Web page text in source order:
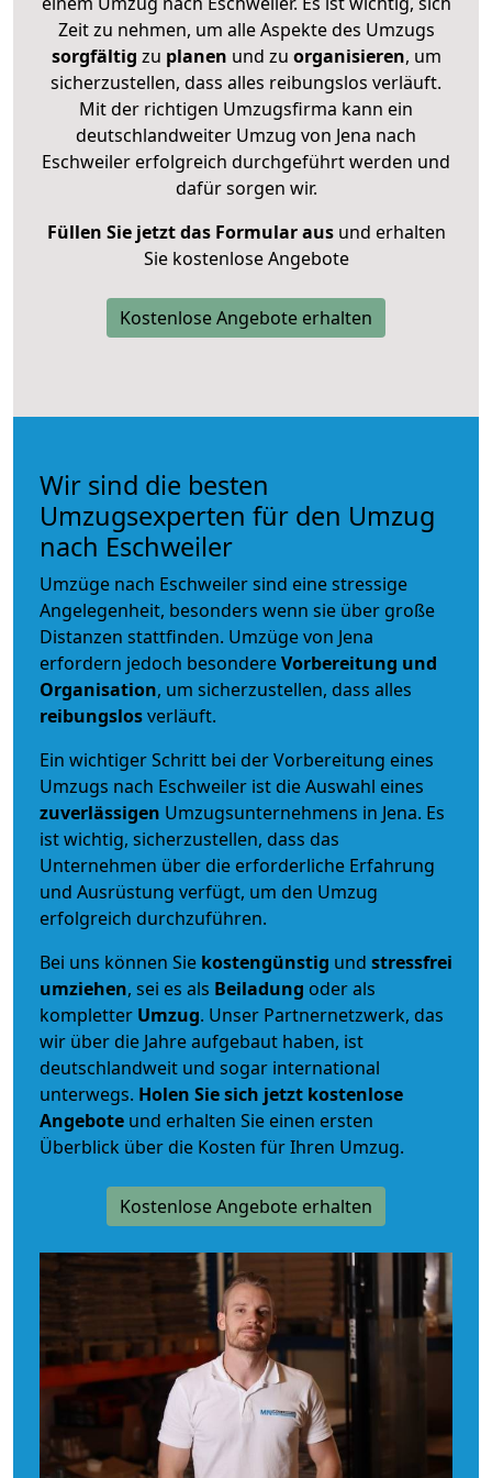
Zeit zu nehmen, um alle Aspekte des Umzugs
sorgfältig zu planen und zu organisieren, um
sicherzustellen, dass alles reibungslos verläuft.
Mit der richtigen Umzugsfirma kann ein
deutschlandweiter Umzug von Jena nach
Eschweiler erfolgreich durchgeführt werden und
dafür sorgen wir.
Füllen Sie jetzt das Formular ausund erhalten
Sie kostenlose Angebote
Kostenlose Angebote erhalten
Wir sind die besten
Umzugsexperten für den Umzug
nach Eschweiler
Umzüge nach Eschweiler sind eine stressige
Angelegenheit, besonders wenn sie über große
Distanzen stattfinden. Umzüge von Jena
erfordern jedoch besondereVorbereitung und
Organisation, um sicherzustellen, dass alles
reibungslosverläuft.
Ein wichtiger Schritt bei der Vorbereitung eines
Umzugs nach Eschweiler ist die Auswahl eines
zuverlässigen Umzugsunternehmens in Jena. Es
ist wichtig, sicherzustellen, dass das
Unternehmen über die erforderliche Erfahrung
und Ausrüstung verfügt, um den Umzug
erfolgreich durchzuführen.
Bei uns können Sie kostengünstig und stressfrei
umziehen, sei es als Beiladung oder als
kompletter Umzug. Unser Partnernetzwerk, das
wir über die Jahre aufgebaut haben, ist
deutschlandweit und sogar international
unterwegs. Holen Sie sich jetzt kostenlose
Angebote und erhalten Sie einen ersten
Überblick über die Kosten für Ihren Umzug.
Kostenlose Angebote erhalten